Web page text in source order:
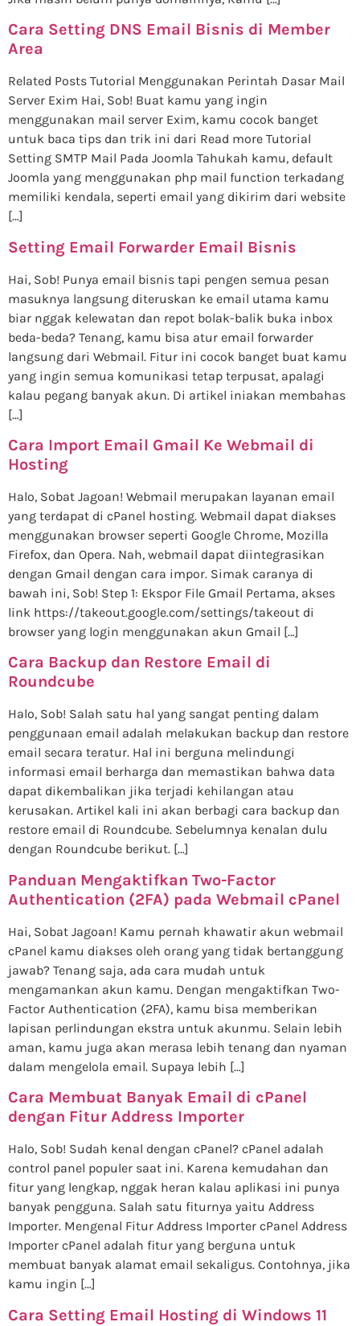
Cara Setting DNS Email Bisnis di Member
Area
Related Posts Tutorial Menggunakan Perintah Dasar Mail
Server Exim Hai, Sob! Buat kamu yang ingin
menggunakan mail server Exim, kamu cocok banget
untuk baca tips dan trik ini dari Read more Tutorial
Setting SMTP Mail Pada Joomla Tahukah kamu, default
Joomla yang menggunakan php mail function terkadang
memiliki kendala, seperti email yang dikirim dari website
[…]
Setting Email Forwarder Email Bisnis
Hai, Sob! Punya email bisnis tapi pengen semua pesan
masuknya langsung diteruskan ke email utama kamu
biar nggak kelewatan dan repot bolak-balik buka inbox
beda-beda? Tenang, kamu bisa atur email forwarder
langsung dari Webmail. Fitur ini cocok banget buat kamu
yang ingin semua komunikasi tetap terpusat, apalagi
kalau pegang banyak akun. Di artikel iniakan membahas
[…]
Cara Import Email Gmail Ke Webmail di
Hosting
Halo, Sobat Jagoan! Webmail merupakan layanan email
yang terdapat di cPanel hosting. Webmail dapat diakses
menggunakan browser seperti Google Chrome, Mozilla
Firefox, dan Opera. Nah, webmail dapat diintegrasikan
dengan Gmail dengan cara impor. Simak caranya di
bawah ini, Sob! Step 1: Ekspor File Gmail Pertama, akses
link https://takeout.google.com/settings/takeout di
browser yang login menggunakan akun Gmail […]
Cara Backup dan Restore Email di
Roundcube
Halo, Sob! Salah satu hal yang sangat penting dalam
penggunaan email adalah melakukan backup dan restore
email secara teratur. Hal ini berguna melindungi
informasi email berharga dan memastikan bahwa data
dapat dikembalikan jika terjadi kehilangan atau
kerusakan. Artikel kali ini akan berbagi cara backup dan
restore email di Roundcube. Sebelumnya kenalan dulu
dengan Roundcube berikut. […]
Panduan Mengaktifkan Two-Factor
Authentication (2FA) pada Webmail cPanel
Hai, Sobat Jagoan! Kamu pernah khawatir akun webmail
cPanel kamu diakses oleh orang yang tidak bertanggung
jawab? Tenang saja, ada cara mudah untuk
mengamankan akun kamu. Dengan mengaktifkan Two-
Factor Authentication (2FA), kamu bisa memberikan
lapisan perlindungan ekstra untuk akunmu. Selain lebih
aman, kamu juga akan merasa lebih tenang dan nyaman
dalam mengelola email. Supaya lebih […]
Cara Membuat Banyak Email di cPanel
dengan Fitur Address Importer
Halo, Sob! Sudah kenal dengan cPanel? cPanel adalah
control panel populer saat ini. Karena kemudahan dan
fitur yang lengkap, nggak heran kalau aplikasi ini punya
banyak pengguna. Salah satu fiturnya yaitu Address
Importer. Mengenal Fitur Address Importer cPanel Address
Importer cPanel adalah fitur yang berguna untuk
membuat banyak alamat email sekaligus. Contohnya, jika
kamu ingin […]
Cara Setting Email Hosting di Windows 11